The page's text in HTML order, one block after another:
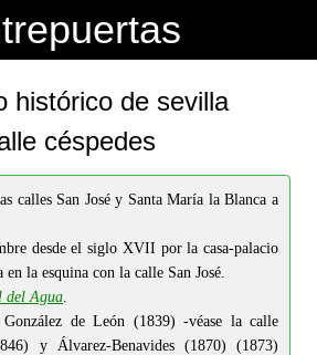
histórico de sevilla
céspedes
calles San José y Santa María la Blanca a
desde el siglo XVII por la casa-palacio
la esquina con la calle San José.
del Agua.
González de León (1839) -véase la calle
y Álvarez-Benavides (1870) (1873)